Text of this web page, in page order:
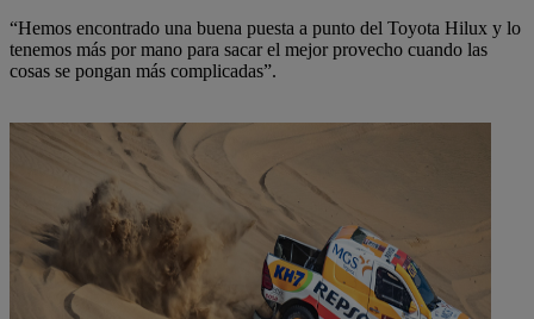
“Hemos encontrado una buena puesta a punto del Toyota Hilux y lo
tenemos más por mano para sacar el mejor provecho cuando las
cosas se pongan más complicadas”.